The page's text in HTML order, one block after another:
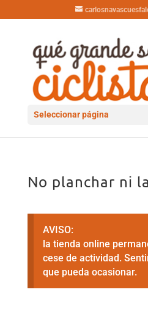
Seleccionar página
No planchar ni
AVISO:
la tienda online
cese de actividad.
que pueda ocasionar.